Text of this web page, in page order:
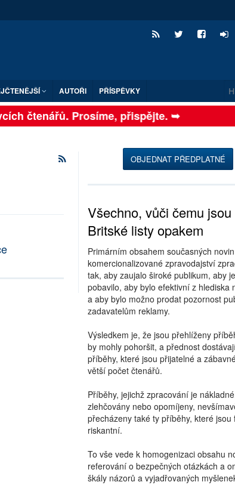
AUTOŘI PŘÍSPĚVKY
čtenářů. Prosíme, přispějte. ➥
OBJEDNAT PŘEDPLATNÉ
Všechno, vůči čemu jsou
Britské listy opakem
Primárním obsahem současných
komercionalizované zpravodajství
tak, aby zaujalo široké publikum, aby je
pobavilo, aby bylo efektivní z hlediska
a aby bylo možno prodat pozornost
zadavatelům reklamy.
Výsledkem je, že jsou přehlíženy
by mohly pohoršit, a přednost
příběhy, které jsou přijatelné a
větší počet čtenářů.
Příběhy, jejichž zpracování je
zlehčovány nebo opomíjeny,
přecházeny také ty příběhy, které jsou
riskantní.
To vše vede k homogenizaci obsahu
referování o bezpečných otázkách a
škály názorů a vyjadřovaných